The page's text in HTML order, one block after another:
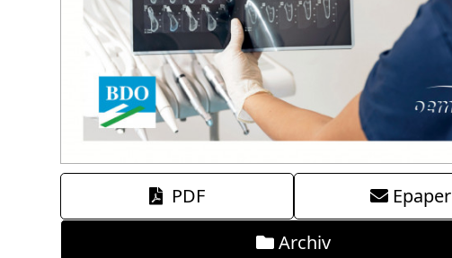
PDF
Epaper
Archiv